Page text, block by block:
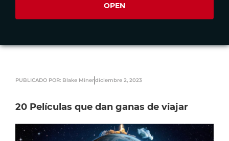
OPEN
PUBLICADO POR: Blake Minerdiciembre 2, 2023
20 Películas que dan ganas de viajar